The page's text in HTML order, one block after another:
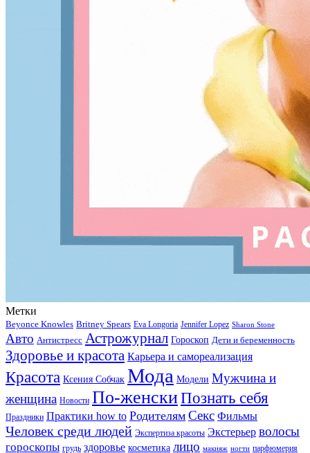
Метки
Beyonce Knowles Britney Spears Eva Longoria Jennifer Lopez Sharon Stone
Авто Антистресс Астрожурнал Гороскоп Дети и беременность
Здоровье и красота Карьера и самореализация
Красота Ксения Собчак Мода Модели Мужчина и
женщина Новости По-женскиПознать себя
Праздники Практики how to Родителям Секс Фильмы
Человек среди людей Экспертиза красоты Экстерьер волосы
гороскопы грудь здоровье косметика лицо макияж ногти парфюмерия